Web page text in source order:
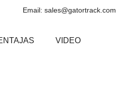
Email: sales@gatortrack.com
VIDEO